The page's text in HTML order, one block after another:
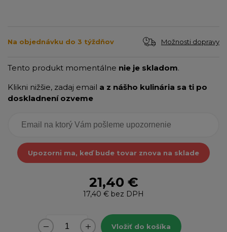
Na objednávku do 3 týždňov Možnosti dopravy
Tento produkt momentálne nie je skladom.
Klikni nižšie, zadaj email a z nášho kulinária sa ti po
doskladnení ozveme
Upozorni ma, keď bude tovar znova na sklade
21,40 €
17,40 € bez DPH
Vložiť do košíka